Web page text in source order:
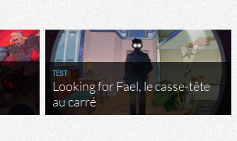
TEST
Looking for Fael, le casse-tête
au carré